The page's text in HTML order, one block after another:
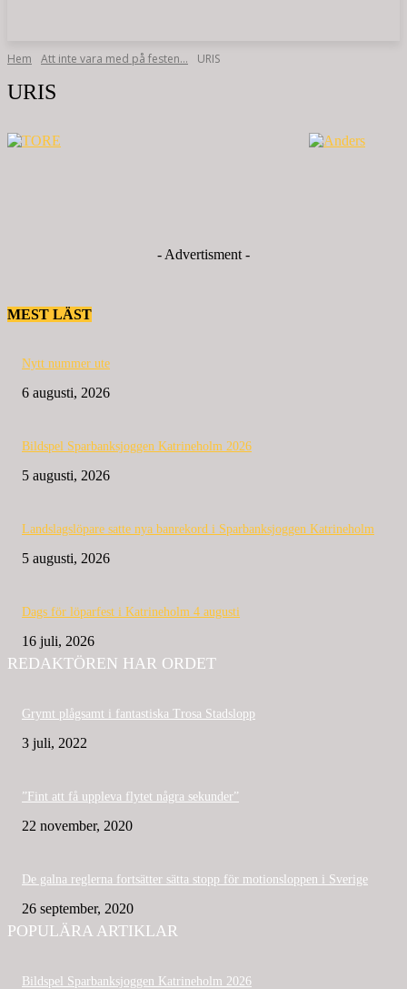
Hem Att inte vara med på festen… URIS
URIS
- Advertisment -
MEST LÄST
Nytt nummer ute
6 augusti, 2026
Bildspel Sparbanksjoggen Katrineholm 2026
5 augusti, 2026
Landslagslöpare satte nya banrekord i Sparbanksjoggen Katrineholm
5 augusti, 2026
Dags för löparfest i Katrineholm 4 augusti
16 juli, 2026
REDAKTÖREN HAR ORDET
Grymt plågsamt i fantastiska Trosa Stadslopp
3 juli, 2022
”Fint att få uppleva flytet några sekunder”
22 november, 2020
De galna reglerna fortsätter sätta stopp för motionsloppen i Sverige
26 september, 2020
POPULÄRA ARTIKLAR
Bildspel Sparbanksjoggen Katrineholm 2026